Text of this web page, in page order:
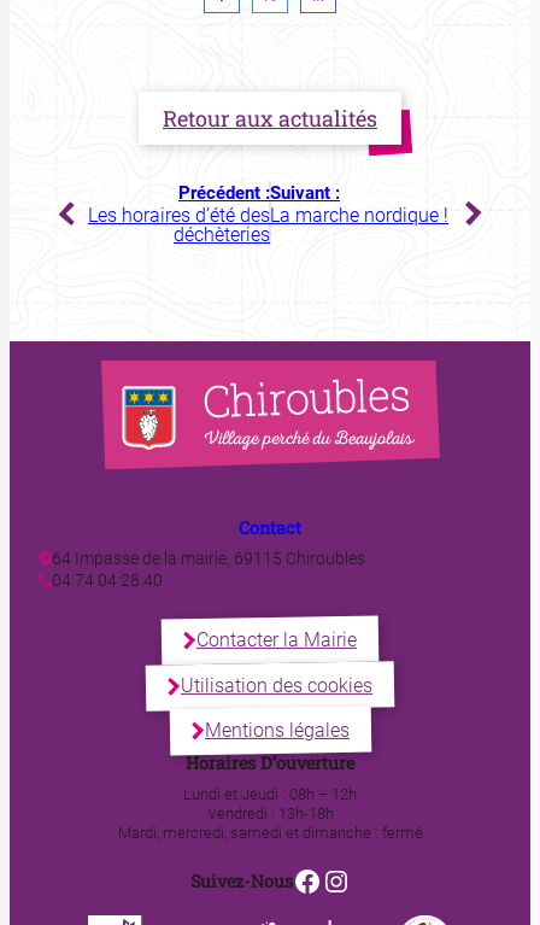
Retour aux actualités
Précédent :
Les horaires d’été des
déchèteries
Suivant :
La marche nordique !
Contact
64 Impasse de la mairie, 69115 Chiroubles
04 74 04 28 40
Contacter la Mairie
Utilisation des cookies
Mentions légales
Horaires D’ouverture
Lundi et Jeudi : 08h – 12h
Vendredi : 13h-18h
Mardi, mercredi, samedi et dimanche : fermé
Suivez-NousFacebook
Instagram